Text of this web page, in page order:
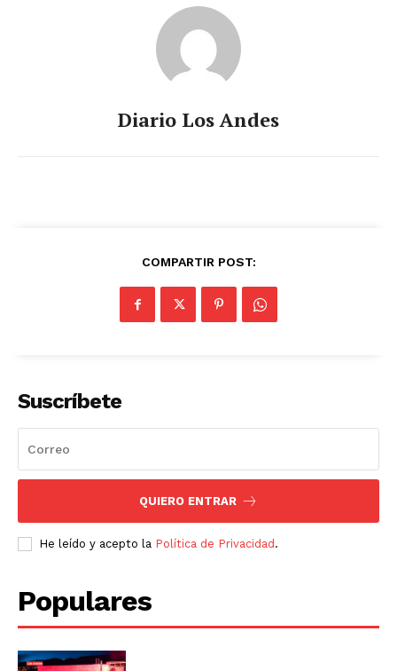
Diario Los Andes
COMPARTIR POST:
Suscríbete
QUIERO ENTRAR
He leído y acepto la Política de Privacidad .
Populares